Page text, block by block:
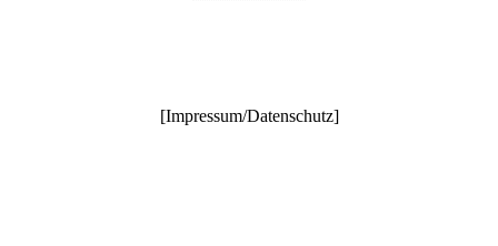
[Impressum/Datenschutz]